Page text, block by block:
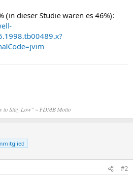
(in dieser Studie waren es 46%):
to Stay Low" ~ FDMB Motto
#2